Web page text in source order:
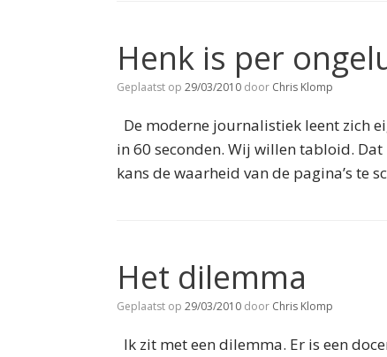
Henk is per
Geplaatst op 29/03/2010 door Chris Klomp
De moderne journalistiek leent zich
in 60 seconden. Wij willen tabloid.
kans de waarheid van de pagina’s te
Het dilemma
Geplaatst op 29/03/2010 door Chris Klomp
Ik zit met een dilemma. Er is een